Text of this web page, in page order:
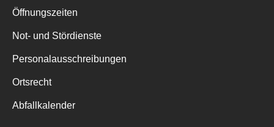
Öffnungszeiten
Not- und Stördienste
Personalausschreibungen
Ortsrecht
Abfallkalender